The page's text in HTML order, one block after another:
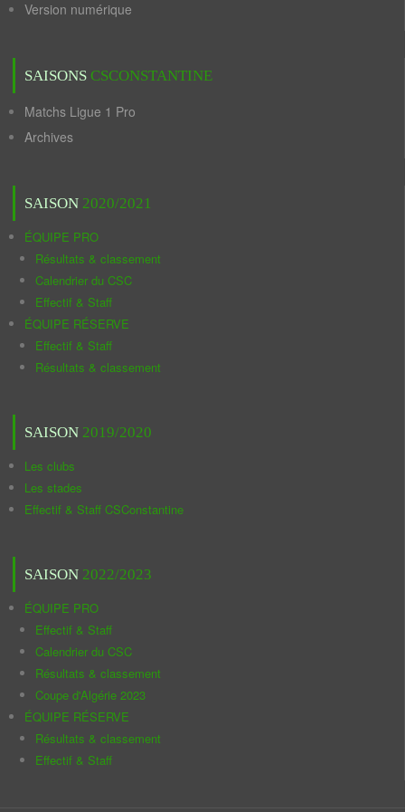
Version numérique
SAISONS CSCONSTANTINE
Matchs Ligue 1 Pro
Archives
SAISON 2020/2021
ÉQUIPE PRO
Résultats & classement
Calendrier du CSC
Effectif & Staff
ÉQUIPE RÉSERVE
Effectif & Staff
Résultats & classement
SAISON 2019/2020
Les clubs
Les stades
Effectif & Staff CSConstantine
SAISON 2022/2023
ÉQUIPE PRO
Effectif & Staff
Calendrier du CSC
Résultats & classement
Coupe d'Algérie 2023
ÉQUIPE RÉSERVE
Résultats & classement
Effectif & Staff